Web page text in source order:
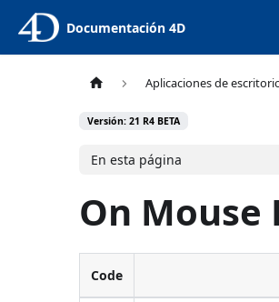
Documentación 4D
Aplicaciones de
Versión: 21 R4 BETA
En esta página
On Mouse
Code